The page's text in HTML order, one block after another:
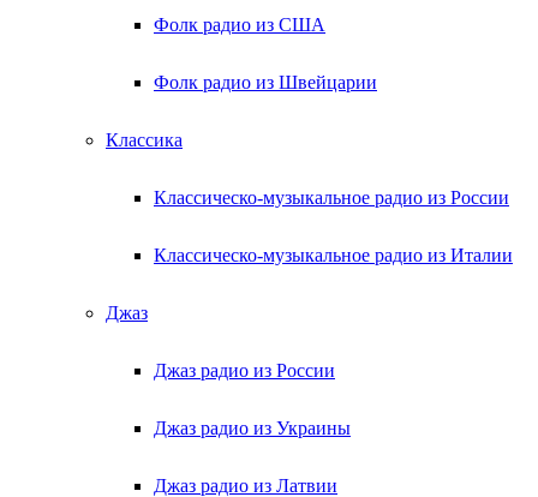
Фолк радио из США
Фолк радио из Швейцарии
Классика
Классическо-музыкальное радио из России
Классическо-музыкальное радио из Италии
Джаз
Джаз радио из России
Джаз радио из Украины
Джаз радио из Латвии